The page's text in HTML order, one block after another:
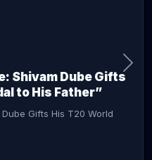
Shivam Dube Gifts
to His Father”
Gifts His T20 World